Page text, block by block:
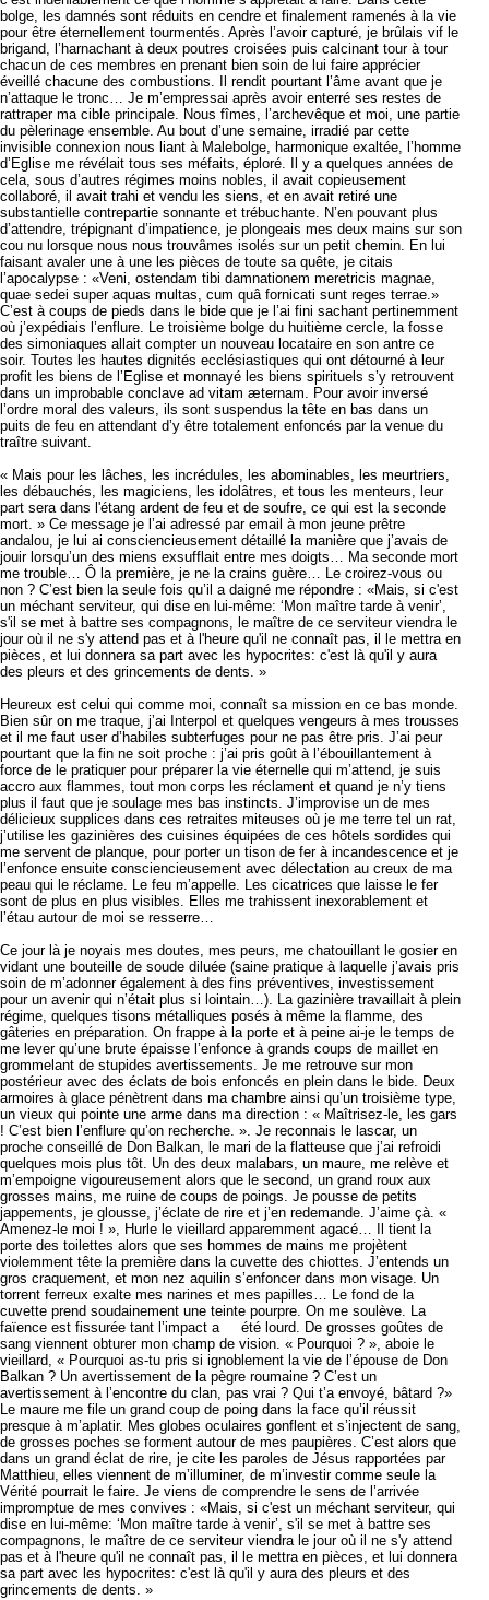
bolge, les damnés sont réduits en cendre et finalement ramenés à la vie
pour être éternellement tourmentés. Après l’avoir capturé, je brûlais vif le
brigand, l’harnachant à deux poutres croisées puis calcinant tour à tour
chacun de ces membres en prenant bien soin de lui faire apprécier
éveillé chacune des combustions. Il rendit pourtant l’âme avant que je
n’attaque le tronc… Je m’empressai après avoir enterré ses restes de
rattraper ma cible principale. Nous fîmes, l’archevêque et moi, une partie
du pèlerinage ensemble. Au bout d’une semaine, irradié par cette
invisible connexion nous liant à Malebolge, harmonique exaltée, l’homme
d’Eglise me révélait tous ses méfaits, éploré. Il y a quelques années de
cela, sous d’autres régimes moins nobles, il avait copieusement
collaboré, il avait trahi et vendu les siens, et en avait retiré une
substantielle contrepartie sonnante et trébuchante. N’en pouvant plus
d’attendre, trépignant d’impatience, je plongeais mes deux mains sur son
cou nu lorsque nous nous trouvâmes isolés sur un petit chemin. En lui
faisant avaler une à une les pièces de toute sa quête, je citais
l’apocalypse : «Veni, ostendam tibi damnationem meretricis magnae,
quae sedei super aquas multas, cum quâ fornicati sunt reges terrae.»
C’est à coups de pieds dans le bide que je l’ai fini sachant pertinemment
où j’expédiais l’enflure. Le troisième bolge du huitième cercle, la fosse
des simoniaques allait compter un nouveau locataire en son antre ce
soir. Toutes les hautes dignités ecclésiastiques qui ont détourné à leur
profit les biens de l’Eglise et monnayé les biens spirituels s’y retrouvent
dans un improbable conclave ad vitam æternam. Pour avoir inversé
l’ordre moral des valeurs, ils sont suspendus la tête en bas dans un
puits de feu en attendant d’y être totalement enfoncés par la venue du
traître suivant.
« Mais pour les lâches, les incrédules, les abominables, les meurtriers,
les débauchés, les magiciens, les idolâtres, et tous les menteurs, leur
part sera dans l'étang ardent de feu et de soufre, ce qui est la seconde
mort. » Ce message je l’ai adressé par email à mon jeune prêtre
andalou, je lui ai consciencieusement détaillé la manière que j’avais de
jouir lorsqu’un des miens exsufflait entre mes doigts… Ma seconde mort
me trouble… Ô la première, je ne la crains guère… Le croirez-vous ou
non ? C’est bien la seule fois qu’il a daigné me répondre : «Mais, si c'est
un méchant serviteur, qui dise en lui-même: ‘Mon maître tarde à venir’,
s'il se met à battre ses compagnons, le maître de ce serviteur viendra le
jour où il ne s'y attend pas et à l'heure qu'il ne connaît pas, il le mettra en
pièces, et lui donnera sa part avec les hypocrites: c'est là qu'il y aura
des pleurs et des grincements de dents. »
Heureux est celui qui comme moi, connaît sa mission en ce bas monde.
Bien sûr on me traque, j’ai Interpol et quelques vengeurs à mes trousses
et il me faut user d’habiles subterfuges pour ne pas être pris. J’ai peur
pourtant que la fin ne soit proche : j’ai pris goût à l’ébouillantement à
force de le pratiquer pour préparer la vie éternelle qui m’attend, je suis
accro aux flammes, tout mon corps les réclament et quand je n’y tiens
plus il faut que je soulage mes bas instincts. J’improvise un de mes
délicieux supplices dans ces retraites miteuses où je me terre tel un rat,
j’utilise les gazinières des cuisines équipées de ces hôtels sordides qui
me servent de planque, pour porter un tison de fer à incandescence et je
l’enfonce ensuite consciencieusement avec délectation au creux de ma
peau qui le réclame. Le feu m’appelle. Les cicatrices que laisse le fer
sont de plus en plus visibles. Elles me trahissent inexorablement et
l’étau autour de moi se resserre…
Ce jour là je noyais mes doutes, mes peurs, me chatouillant le gosier en
vidant une bouteille de soude diluée (saine pratique à laquelle j’avais pris
soin de m’adonner également à des fins préventives, investissement
pour un avenir qui n’était plus si lointain…). La gazinière travaillait à plein
régime, quelques tisons métalliques posés à même la flamme, des
gâteries en préparation. On frappe à la porte et à peine ai-je le temps de
me lever qu’une brute épaisse l’enfonce à grands coups de maillet en
grommelant de stupides avertissements. Je me retrouve sur mon
postérieur avec des éclats de bois enfoncés en plein dans le bide. Deux
armoires à glace pénètrent dans ma chambre ainsi qu’un troisième type,
un vieux qui pointe une arme dans ma direction : « Maîtrisez-le, les gars
! C’est bien l’enflure qu’on recherche. ». Je reconnais le lascar, un
proche conseillé de Don Balkan, le mari de la flatteuse que j’ai refroidi
quelques mois plus tôt. Un des deux malabars, un maure, me relève et
m’empoigne vigoureusement alors que le second, un grand roux aux
grosses mains, me ruine de coups de poings. Je pousse de petits
jappements, je glousse, j’éclate de rire et j’en redemande. J’aime çà. «
Amenez-le moi ! », Hurle le vieillard apparemment agacé… Il tient la
porte des toilettes alors que ses hommes de mains me projètent
violemment tête la première dans la cuvette des chiottes. J’entends un
gros craquement, et mon nez aquilin s’enfoncer dans mon visage. Un
torrent ferreux exalte mes narines et mes papilles… Le fond de la
cuvette prend soudainement une teinte pourpre. On me soulève. La
faïence est fissurée tant l’impact a été lourd. De grosses goûtes de
sang viennent obturer mon champ de vision. « Pourquoi ? », aboie le
vieillard, « Pourquoi as-tu pris si ignoblement la vie de l’épouse de Don
Balkan ? Un avertissement de la pègre roumaine ? C’est un
avertissement à l’encontre du clan, pas vrai ? Qui t’a envoyé, bâtard ?»
Le maure me file un grand coup de poing dans la face qu’il réussit
presque à m’aplatir. Mes globes oculaires gonflent et s’injectent de sang,
de grosses poches se forment autour de mes paupières. C’est alors que
dans un grand éclat de rire, je cite les paroles de Jésus rapportées par
Matthieu, elles viennent de m’illuminer, de m’investir comme seule la
Vérité pourrait le faire. Je viens de comprendre le sens de l’arrivée
impromptue de mes convives : «Mais, si c'est un méchant serviteur, qui
dise en lui-même: ‘Mon maître tarde à venir’, s'il se met à battre ses
compagnons, le maître de ce serviteur viendra le jour où il ne s'y attend
pas et à l'heure qu'il ne connaît pas, il le mettra en pièces, et lui donnera
sa part avec les hypocrites: c'est là qu'il y aura des pleurs et des
grincements de dents. »